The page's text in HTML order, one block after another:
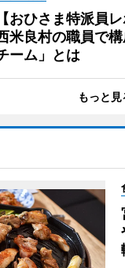
【おひさま特派員
米良村の職員で
ーム」とは
もっと見